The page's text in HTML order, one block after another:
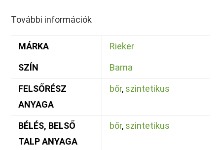
További információk
MÁRKA Rieker
SZÍN Barna
FELSŐRÉSZ
ANYAGA
bőr, szintetikus
BÉLÉS, BELSŐ
TALP ANYAGA
bőr, szintetikus